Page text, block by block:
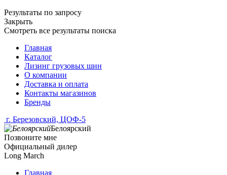
Результаты по запросу
Закрыть
Смотреть все результаты поиска
Главная
Каталог
Лизинг грузовых шин
О компании
Доставка и оплата
Контакты магазинов
Бренды
г. Березовский, ЦОФ-5
Белоярский
Позвоните мне
Официальный дилер
Long March
Главная